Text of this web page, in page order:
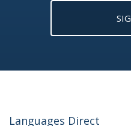
Languages Direct